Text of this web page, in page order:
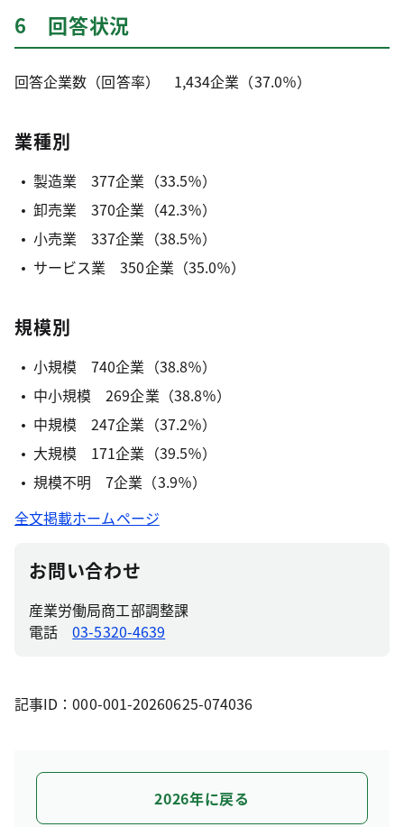
6 回答状況
回答企業数（回答率） 1,434企業（37.0％）
業種別
製造業 377企業（33.5％）
卸売業 370企業（42.3％）
小売業 337企業（38.5％）
サービス業 350企業（35.0％）
規模別
小規模 740企業（38.8％）
中小規模 269企業（38.8％）
中規模 247企業（37.2％）
大規模 171企業（39.5％）
規模不明 7企業（3.9％）
全文掲載ホームページ
お問い合わせ
産業労働局商工部調整課
電話03-5320-4639
記事ID：000-001-20260625-074036
2026年に戻る